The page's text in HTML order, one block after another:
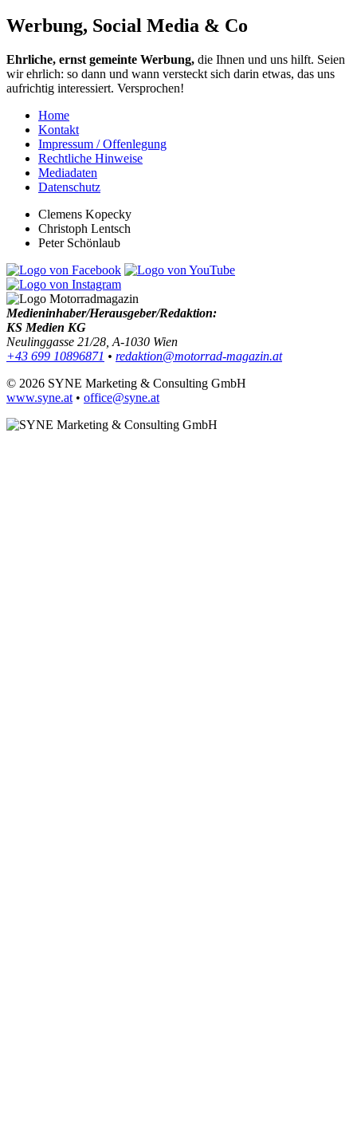
Werbung, Social Media & Co
Ehrliche, ernst gemeinte Werbung, die Ihnen und uns hilft. Seien
wir ehrlich: so dann und wann versteckt sich darin etwas, das uns
aufrichtig interessiert. Versprochen!
Home
Kontakt
Impressum / Offenlegung
Rechtliche Hinweise
Mediadaten
Datenschutz
Clemens Kopecky
Christoph Lentsch
Peter Schönlaub
Medieninhaber/Herausgeber/Redaktion:
KS Medien KG
Neulinggasse 21/28, A-1030 Wien
+43 699 10896871 • redaktion@motorrad-magazin.at
© 2026 SYNE Marketing & Consulting GmbH
www.syne.at • office@syne.at